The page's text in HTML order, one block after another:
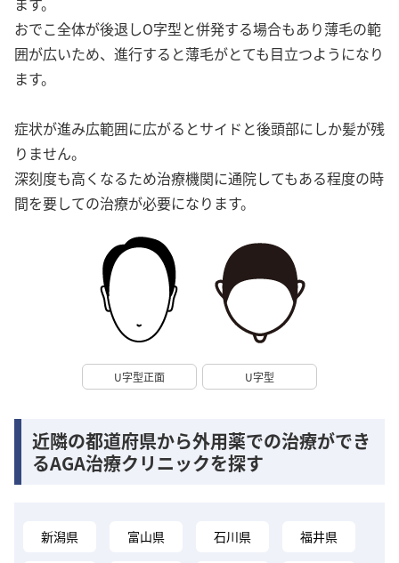
おでこ全体が後退しO字型と併発する場合もあり薄毛の範
囲が広いため、進行すると薄毛がとても目立つようになり
ます。
症状が進み広範囲に広がるとサイドと後頭部にしか髪が残
りません。
深刻度も高くなるため治療機関に通院してもある程度の時
間を要しての治療が必要になります。
U字型正面 U字型
近隣の都道府県から外用薬での治療ができ
るAGA治療クリニックを探す
新潟県 富山県 石川県 福井県